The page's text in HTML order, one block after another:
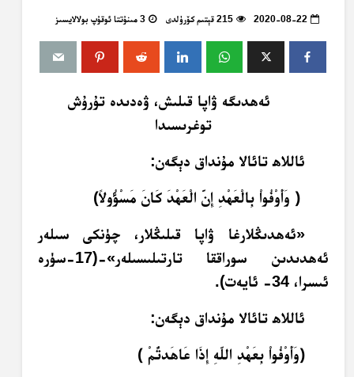
2020-08-22 215 قېتىم كۆرۈلدى 3 مىنۇتتا ئوقۇپ بولالايسىز
ئەھدىگە ۋاپا قىلىش، ۋەدىدە تۇرۇش
توغرىسىدا
ئاللاھ تائالا مۇنداق دېگەن:
﴿ وَأَوْفُواْ بِالْعَهْدِ إِنَّ الْعَهْدَ كَانَ مَسْؤُولاً﴾
«ئەھدىڭلارغا ۋاپا قىلىڭلار، چۈنكى سىلەر
ئەھدىدىن سوراققا تارتىلىسىلەر‏»-(17-سۈرە
ئىسرا، 34- ئايەت).
ئاللاھ تائالا مۇنداق دېگەن:
﴿وَأَوْفُواْ بِعَهْدِ اللّهِ إِذَا عَاهَدتُّمْ ﴾